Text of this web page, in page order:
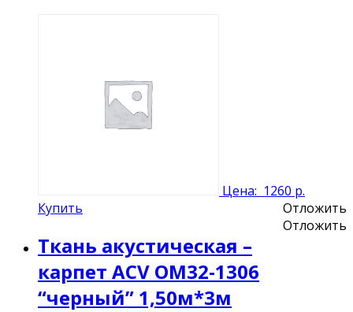
Цена: 1260 р.
Купить
Отложить
Отложить
Ткань акустическая –
карпет ACV OM32-1306
“черный” 1,50м*3м